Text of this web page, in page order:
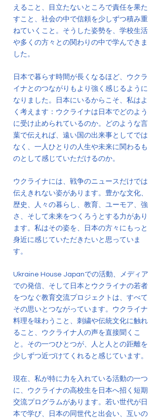
えること、目立たないところで責任を果た
すこと、社会の中で信頼を少しずつ積み重
ねていくこと。そうした姿勢を、学校生活
や多くの方々との関わりの中で学んできま
した。
日本で暮らす時間が長くなるほど、ウクラ
イナとのつながりもより強く感じるように
なりました。日本にいるからこそ、私はよ
く考えます：ウクライナは日本でどのよう
に受け止められているのか。どのような言
葉で伝えれば、遠い国の出来事としてでは
なく、一人ひとりの人生や未来に関わるも
のとして感じていただけるのか。
ウクライナには、戦争のニュースだけでは
伝えきれない姿があります。豊かな文化、
歴史、人々の暮らし、教育、ユーモア、強
さ、そして未来をつくろうとする力があり
ます。私はその姿を、日本の方々にもっと
身近に感じていただきたいと思っていま
す。
Ukraine House Japanでの活動、メディア
での発信、そして日本とウクライナの若者
をつなぐ教育交流プロジェクトは、すべて
その思いとつながっています。ウクライナ
料理を味わうこと、刺繍や伝統文化に触れ
ること、ウクライナ人の声を直接聞くこ
と。その一つひとつが、人と人との距離を
少しずつ近づけてくれると感じています。
現在、私が特に力を入れている活動の一つ
に、ウクライナの高校生を日本へ招く短期
交流プログラムがあります。若い世代が日
本で学び、日本の同世代と出会い、互いの